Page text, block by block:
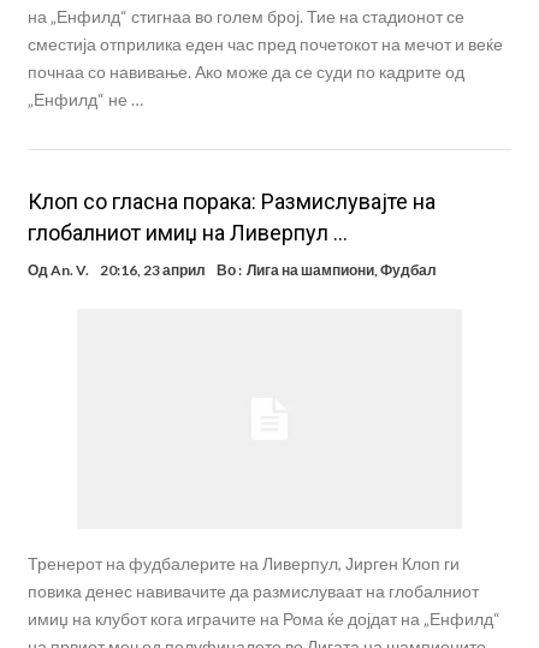
на „Енфилд“ стигнаа во голем број. Тие на стадионот се
сместија отприлика еден час пред почетокот на мечот и веќе
почнаа со навивање. Ако може да се суди по кадрите од
„Енфилд“ не …
Клоп со гласна порака: Размислувајте на
глобалниот имиџ на Ливерпул …
Од An. V. 20:16, 23 април Во : Лига на шампиони, Фудбал
Тренерот на фудбалерите на Ливерпул, Јирген Клоп ги
повика денес навивачите да размислуваат на глобалниот
имиџ на клубот кога играчите на Рома ќе дојдат на „Енфилд“